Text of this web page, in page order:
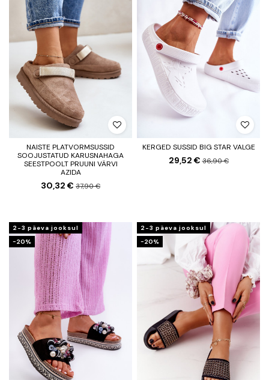
NAISTE PLATVORMSUSSID
SOOJUSTATUD KARUSNAHAGA
SEESTPOOLT PRUUNI VÄRVI
AZIDA
30,32 € 37,90 €
KERGED SUSSID BIG STAR VALGE
29,52 €36,90 €
2-3 päeva jooksul
−20%
2-3 päeva jooksul
−20%